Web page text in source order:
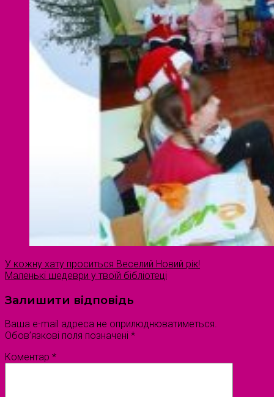
У кожну хату проситься Веселий Новий рік!
Маленькі шедеври у твоїй бібліотеці
Залишити відповідь
Ваша e-mail адреса не оприлюднюватиметься.
Обов’язкові поля позначені *
Коментар *